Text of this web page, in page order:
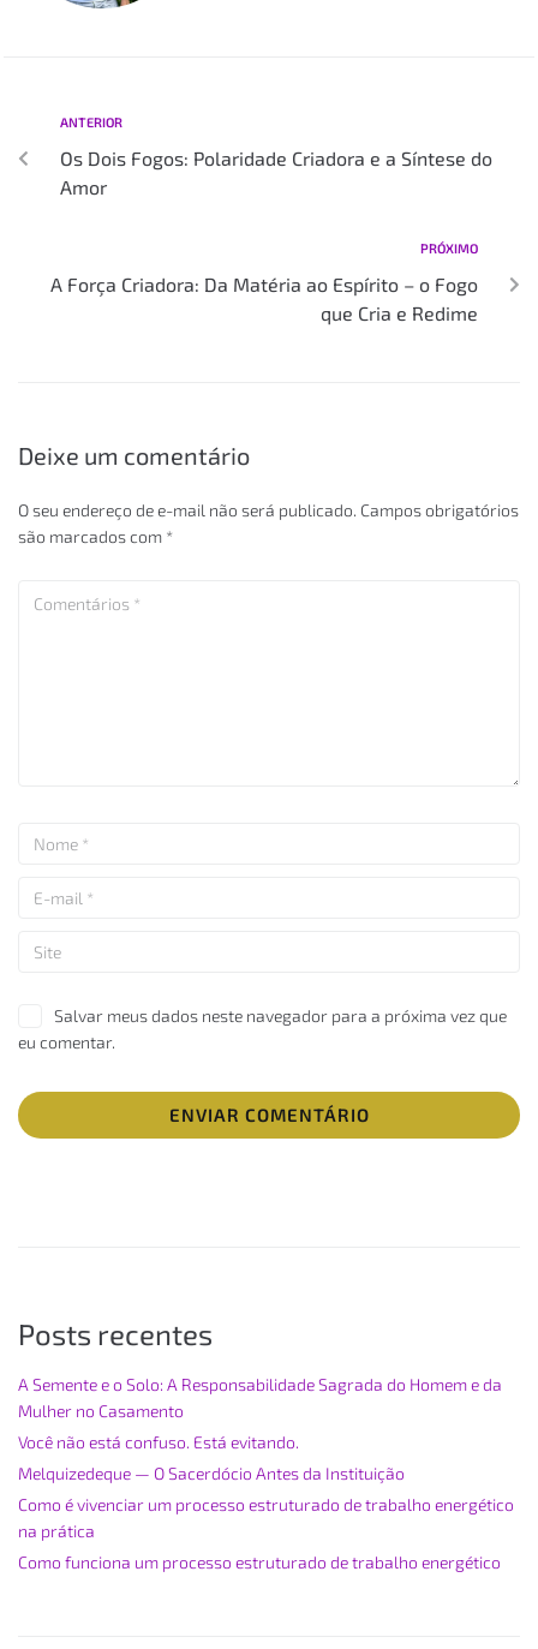
ANTERIOR
Os Dois Fogos: Polaridade Criadora e a Síntese do
Amor
PRÓXIMO
A Força Criadora: Da Matéria ao Espírito – o Fogo
que Cria e Redime
Deixe um comentário
O seu endereço de e-mail não será publicado. Campos obrigatórios
são marcados com *
Salvar meus dados neste navegador para a próxima vez que
eu comentar.
Posts recentes
A Semente e o Solo: A Responsabilidade Sagrada do Homem e da
Mulher no Casamento
Você não está confuso. Está evitando.
Melquizedeque — O Sacerdócio Antes da Instituição
Como é vivenciar um processo estruturado de trabalho energético
na prática
Como funciona um processo estruturado de trabalho energético